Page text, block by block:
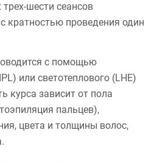
шести сеансов
кратностью проведения один
с помощью
или светотеплового (LHE)
курса зависит от пола
пальцев),
цвета и толщины волос,